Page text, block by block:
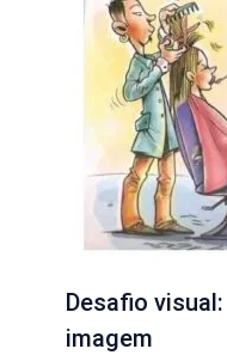
Desafio
imagem